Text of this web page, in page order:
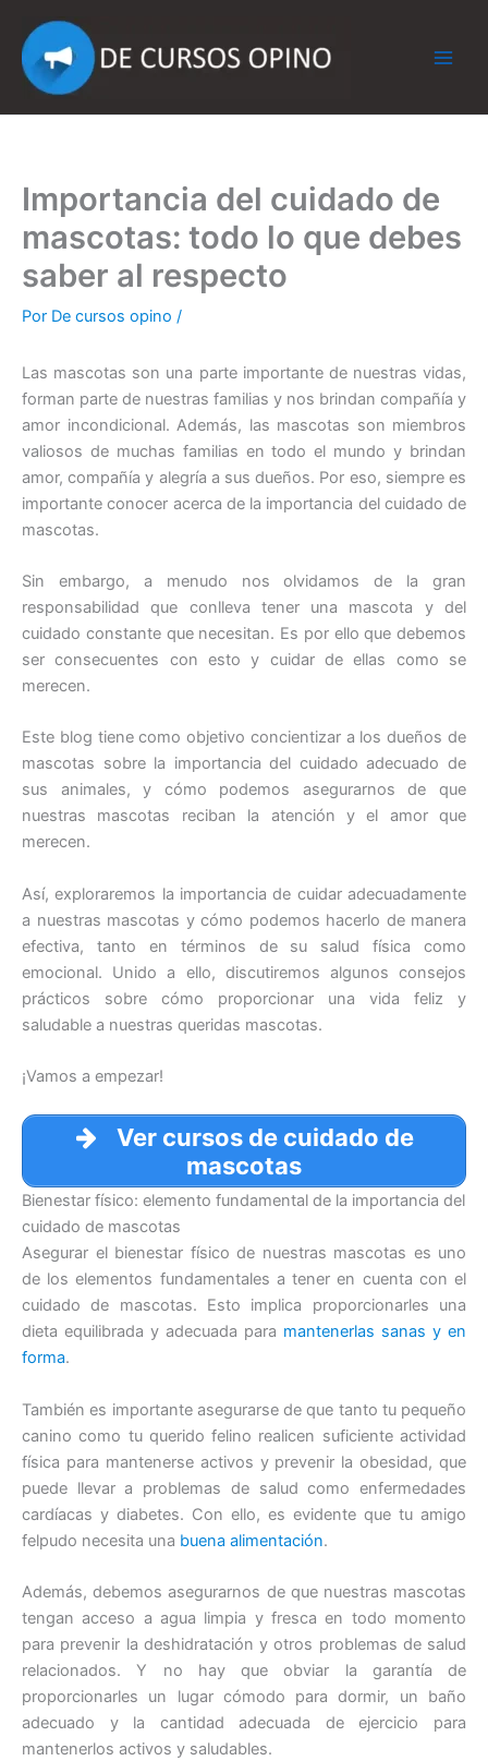
contenido
Importancia del cuidado de
mascotas: todo lo que debes
saber al respecto
Por De cursos opino /
Las mascotas son una parte importante de nuestras vidas,
forman parte de nuestras familias y nos brindan compañía y
amor incondicional. Además, las mascotas son miembros
valiosos de muchas familias en todo el mundo y brindan
amor, compañía y alegría a sus dueños. Por eso, siempre es
importante conocer acerca de la importancia del cuidado de
mascotas.
Sin embargo, a menudo nos olvidamos de la gran
responsabilidad que conlleva tener una mascota y del
cuidado constante que necesitan. Es por ello que debemos
ser consecuentes con esto y cuidar de ellas como se
merecen.
Este blog tiene como objetivo concientizar a los dueños de
mascotas sobre la importancia del cuidado adecuado de
sus animales, y cómo podemos asegurarnos de que
nuestras mascotas reciban la atención y el amor que
merecen.
Así, exploraremos la importancia de cuidar adecuadamente
a nuestras mascotas y cómo podemos hacerlo de manera
efectiva, tanto en términos de su salud física como
emocional. Unido a ello, discutiremos algunos consejos
prácticos sobre cómo proporcionar una vida feliz y
saludable a nuestras queridas mascotas.
¡Vamos a empezar!
Ver cursos de cuidado de
mascotas
Bienestar físico: elemento fundamental de la importancia del
cuidado de mascotas
Asegurar el bienestar físico de nuestras mascotas es uno
de los elementos fundamentales a tener en cuenta con el
cuidado de mascotas. Esto implica proporcionarles una
dieta equilibrada y adecuada para mantenerlas sanas y en
forma.
También es importante asegurarse de que tanto tu pequeño
canino como tu querido felino realicen suficiente actividad
física para mantenerse activos y prevenir la obesidad, que
puede llevar a problemas de salud como enfermedades
cardíacas y diabetes. Con ello, es evidente que tu amigo
felpudo necesita una buena alimentación.
Además, debemos asegurarnos de que nuestras mascotas
tengan acceso a agua limpia y fresca en todo momento
para prevenir la deshidratación y otros problemas de salud
relacionados. Y no hay que obviar la garantía de
proporcionarles un lugar cómodo para dormir, un baño
adecuado y la cantidad adecuada de ejercicio para
mantenerlos activos y saludables.